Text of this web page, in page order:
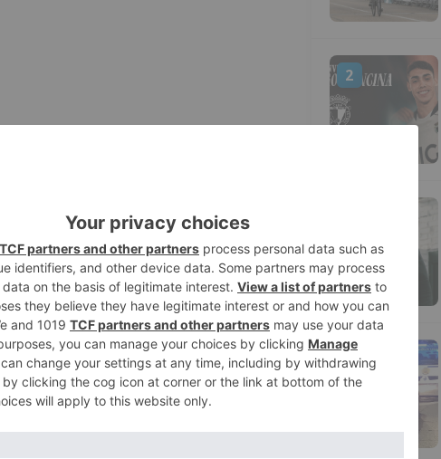
el Cabildo ha organizado una
compromiso que a lo largo de la
cultural, así como "compartir el
la música, con una variedad de
dos nuevas
iniciativa 'Diálogos en la Catedral'
con Jorge Bustos y María
2
4